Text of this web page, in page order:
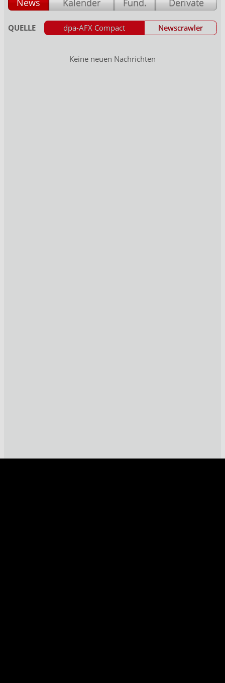
News Kalender Fund. Derivate
QUELLE dpa-AFX Compact Newscrawler
Keine neuen Nachrichten